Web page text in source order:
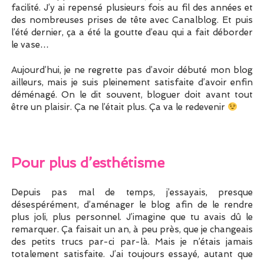
facilité. J’y ai repensé plusieurs fois au fil des années et
des nombreuses prises de tête avec Canalblog. Et puis
l’été dernier, ça a été la goutte d’eau qui a fait déborder
le vase…
Aujourd’hui, je ne regrette pas d’avoir débuté mon blog
ailleurs, mais je suis pleinement satisfaite d’avoir enfin
déménagé. On le dit souvent, bloguer doit avant tout
être un plaisir. Ça ne l’était plus. Ça va le redevenir
Pour plus d’esthétisme
Depuis pas mal de temps, j’essayais, presque
désespérément, d’aménager le blog afin de le rendre
plus joli, plus personnel. J’imagine que tu avais dû le
remarquer. Ça faisait un an, à peu près, que je changeais
des petits trucs par-ci par-là. Mais je n’étais jamais
totalement satisfaite. J’ai toujours essayé, autant que